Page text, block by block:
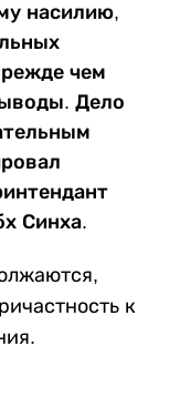
насилию,
чем
Дело
Синха.
к